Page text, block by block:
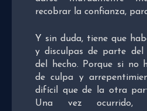
recobrar la confianza,
Y sin duda, tiene que
y disculpas de parte
del hecho. Porque si no
de culpa y
difícil que de la otra
Una vez ocurrido,